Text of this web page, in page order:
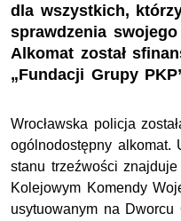
dla wszystkich,
sprawdzenia
Alkomat został
„Fundacji Grupy
Wrocławska policja
ogólnodostępny alkomat.
stanu trzeźwości
Kolejowym Komendy
usytuowanym na Dworcu